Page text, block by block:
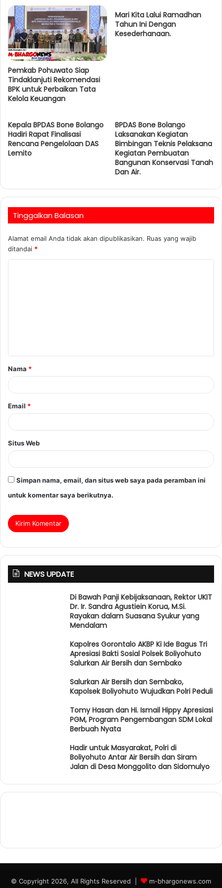
e
Pemkab Pohuwato Siap
Tindaklanjuti Rekomendasi
BPK untuk Perbaikan Tata
Kelola Keuangan
Mari Kita Lalui Ramadhan
Tahun Ini Dengan
Kesederhanaan.
Kepala BPDAS Bone Bolango
Hadiri Rapat Finalisasi
Rencana Pengelolaan DAS
Lemito
BPDAS Bone Bolango
Laksanakan Kegiatan
Bimbingan Teknis Pelaksana
Kegiatan Pembuatan
Bangunan Konservasi Tanah
Dan Air.
Tinggalkan Balasan
Alamat email Anda tidak akan dipublikasikan. Ruas yang wajib
ditandai *
Nama *
Email *
Situs Web
Simpan nama, email, dan situs web saya pada peramban ini
untuk komentar saya berikutnya.
NEWS UPDATE
Di Bawah Panji Kebijaksanaan, Rektor UKIT
Dr. Ir. Sandra Agustiein Korua, M.Si.
Rayakan dalam Suasana Syukur yang
Mendalam
Kapolres Gorontalo AKBP Ki Ide Bagus Tri
Apresiasi Bakti Sosial Polsek Boliyohuto
Salurkan Air Bersih dan Sembako
Salurkan Air Bersih dan Sembako,
Kapolsek Boliyohuto Wujudkan Polri Peduli
Tomy Hasan dan Hi. Ismail Hippy Apresiasi
PGM, Program Pengembangan SDM Lokal
Berbuah Nyata
Hadir untuk Masyarakat, Polri di
Boliyohuto Antar Air Bersih dan Siram
Jalan di Desa Monggolito dan Sidomulyo
© Copyright 2026, All Rights Reserved | m-bhargonews.com